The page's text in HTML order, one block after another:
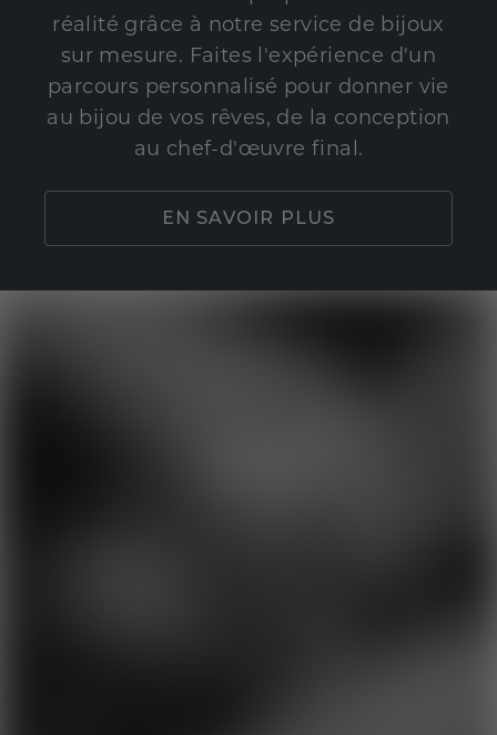
réalité grâce à notre service de bijoux
sur mesure. Faites l'expérience d'un
parcours personnalisé pour donner vie
au bijou de vos rêves, de la conception
au chef-d'œuvre final.
EN SAVOIR PLUS